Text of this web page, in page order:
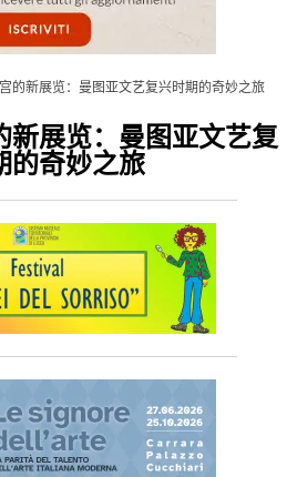
的新展览：曼图亚文艺复兴时期的奇妙之旅
新展览：曼图亚文艺复
的奇妙之旅